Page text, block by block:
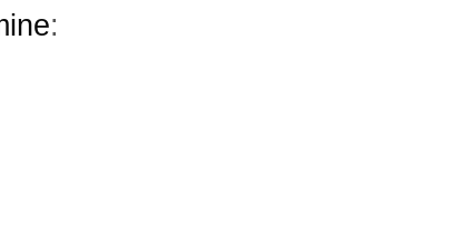
: